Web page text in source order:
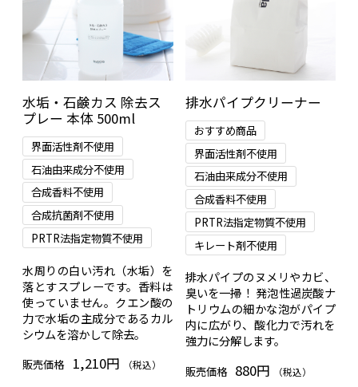
水垢・石鹸カス 除去ス
プレー 本体 500ml
界面活性剤不使用
石油由来成分不使用
合成香料不使用
合成抗菌剤不使用
PRTR法指定物質不使用
水周りの白い汚れ（水垢）を
落とすスプレーです。香料は
使っていません。クエン酸の
力で水垢の主成分であるカル
シウムを溶かして除去。
販売価格 1,210円 （税込）
排水パイプクリーナー
おすすめ商品
界面活性剤不使用
石油由来成分不使用
合成香料不使用
PRTR法指定物質不使用
キレート剤不使用
排水パイプのヌメリやカビ、
臭いを一掃！ 発泡性過炭酸ナ
トリウムの細かな泡がパイプ
内に広がり、酸化力で汚れを
強力に分解します。
販売価格 880円 （税込）